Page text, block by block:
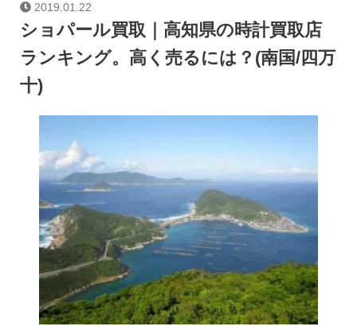
2019.01.22
ショパール買取｜高知県の時計買取店
ランキング。高く売るには？(南国/四万
十)